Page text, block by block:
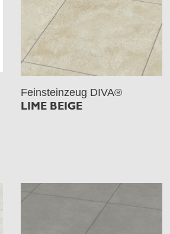
Feinsteinzeug DIVA®
LIME BEIGE